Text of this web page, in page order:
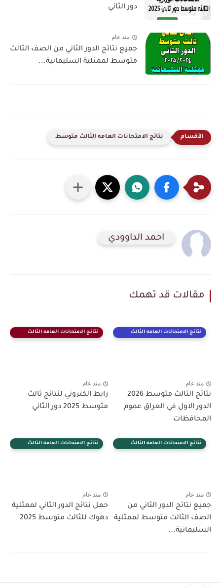
دور الثاني
منذ عام
جميع نتائج الدور الثاني من الصف الثالث
متوسط لممثلية السليمانية...
نتائج الامتحانات العامه الثالث متوسط
احمد الداوودي
مقالات قد تهمك
نتائج الامتحانات العامه الثالث
منذ عام
نتائج الثالث متوسط 2026
الدور الاول في العراق عموم
المحافظات
نتائج الامتحانات العامه الثالث
منذ عام
رابط الكتروني لنتائج ثالث
متوسط 2025 دور الثاني
نتائج الامتحانات العامه الثالث
منذ عام
جميع نتائج الدور الثاني من
الصف الثالث متوسط لممثلية
السليمانية...
نتائج الامتحانات العامه الثالث
منذ عام
حمل نتائج الدور الثاني لممثلية
دهوك للثالث متوسط 2025